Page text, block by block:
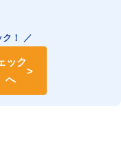
ク！ ／
ック
へ